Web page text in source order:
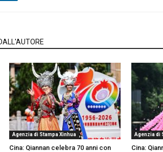
Agenzia di Stampa Xinhua
Cina: Qiannan celebra 70 anni con
Agenzia di
Cina: